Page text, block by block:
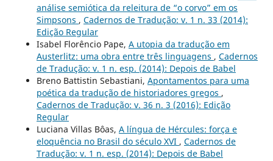
análise semiótica da releitura de “o corvo” em os
Simpsons , Cadernos de Tradução: v. 1 n. 33 (2014):
Edição Regular
Isabel Florêncio Pape, A utopia da tradução em
Austerlitz: uma obra entre três linguagens , Cadernos
de Tradução: v. 1 n. esp. (2014): Depois de Babel
Breno Battistin Sebastiani, Apontamentos para uma
poética da tradução de historiadores gregos ,
Cadernos de Tradução: v. 36 n. 3 (2016): Edição
Regular
Luciana Villas Bôas, A língua de Hércules: força e
eloquência no Brasil do século XVI , Cadernos de
Tradução: v. 1 n. esp. (2014): Depois de Babel